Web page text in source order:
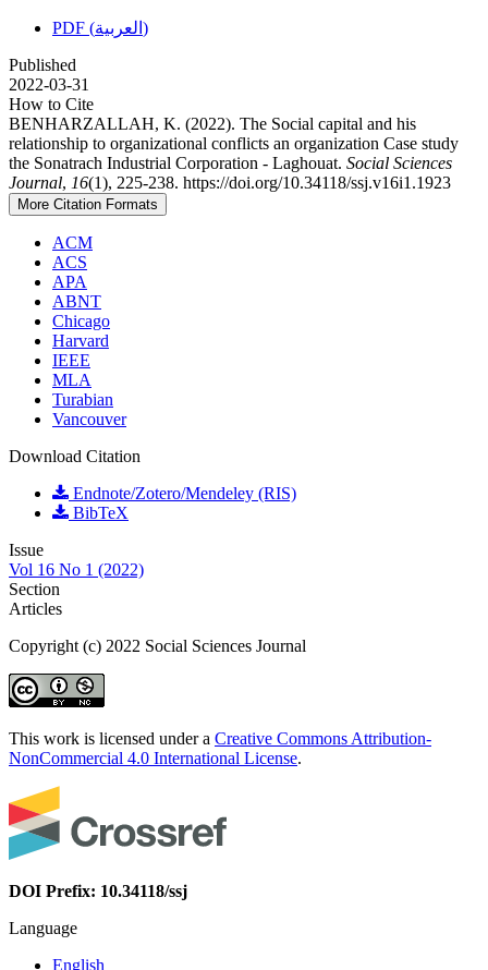
PDF (العربية)
Published
2022-03-31
How to Cite
BENHARZALLAH, K. (2022). The Social capital and his
relationship to organizational conflicts an organization Case study
the Sonatrach Industrial Corporation - Laghouat. Social Sciences
Journal, 16(1), 225-238. https://doi.org/10.34118/ssj.v16i1.1923
More Citation Formats
ACM
ACS
APA
ABNT
Chicago
Harvard
IEEE
MLA
Turabian
Vancouver
Download Citation
Endnote/Zotero/Mendeley (RIS)
BibTeX
Issue
Vol 16 No 1 (2022)
Section
Articles
Copyright (c) 2022 Social Sciences Journal
This work is licensed under a Creative Commons Attribution-
NonCommercial 4.0 International License.
DOI Prefix: 10.34118/ssj
Language
English